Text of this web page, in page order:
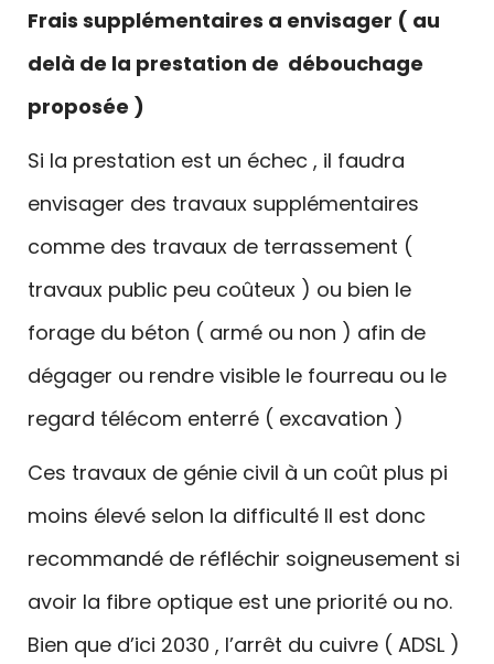
Frais supplémentaires a envisager ( au
delà de la prestation de débouchage
proposée )
Si la prestation est un échec , il faudra
envisager des travaux supplémentaires
comme des travaux de terrassement (
travaux public peu coûteux ) ou bien le
forage du béton ( armé ou non ) afin de
dégager ou rendre visible le fourreau ou le
regard télécom enterré ( excavation )
Ces travaux de génie civil à un coût plus pi
moins élevé selon la difficulté Il est donc
recommandé de réfléchir soigneusement si
avoir la fibre optique est une priorité ou no.
Bien que d’ici 2030 , l’arrêt du cuivre ( ADSL )